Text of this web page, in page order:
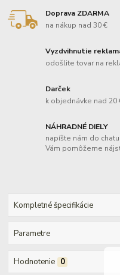
Doprava ZDARMA
na nákup nad 30 €
Vyzdvihnutie
odošlite tovar na
Darček
k objednávke nad 20
NÁHRADNÉ DIELY
napíšte nám do
Vám pomôžeme
Kompletné špecifikácie
Parametre
Hodnotenie 0